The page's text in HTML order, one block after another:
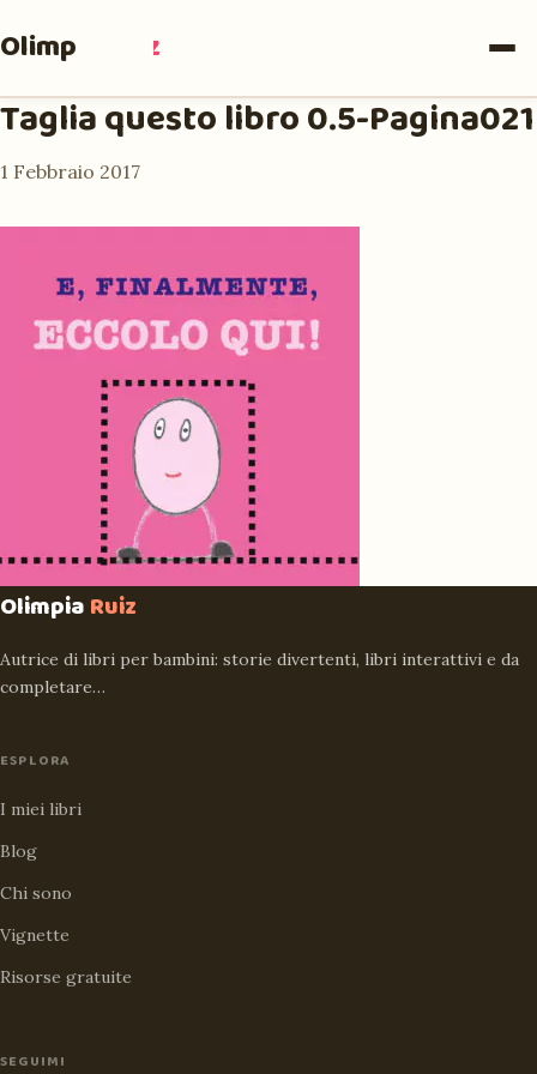
Olimpia Ruiz
Taglia questo libro 0.5-Pagina021
1 Febbraio 2017
OlimpiaRuiz
Autrice di libri per bambini: storie divertenti, libri interattivi e da
completare…
ESPLORA
I miei libri
Blog
Chi sono
Vignette
Risorse gratuite
SEGUIMI